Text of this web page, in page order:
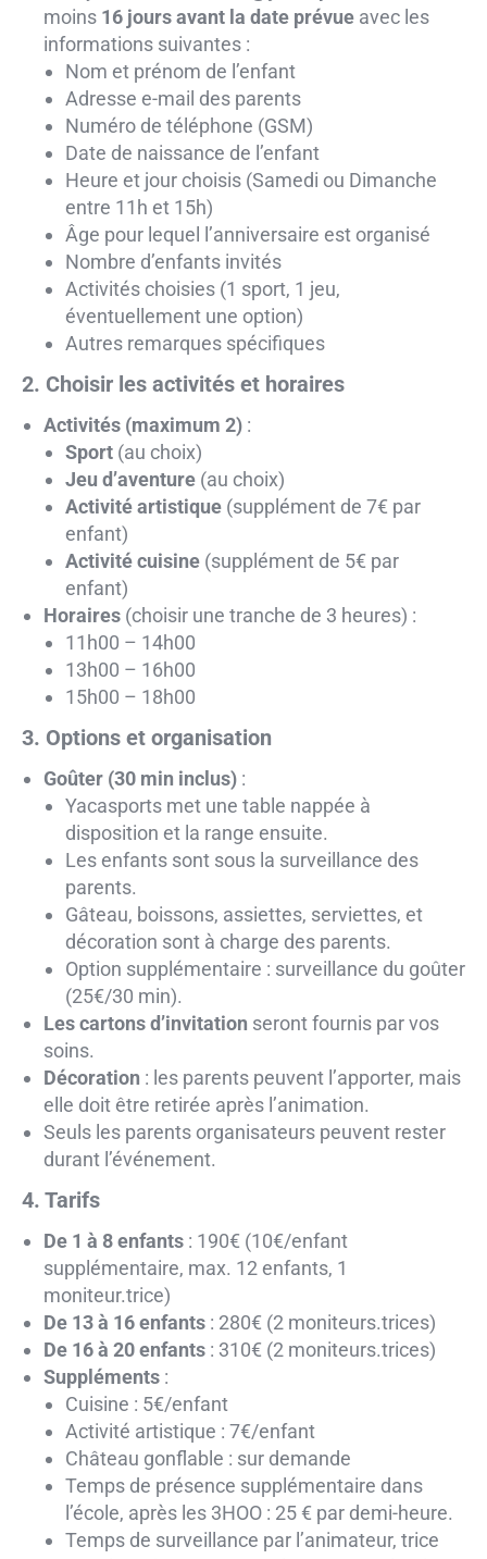
moins 16 jours avant la date prévue avec les
informations suivantes :
Nom et prénom de l’enfant
Adresse e-mail des parents
Numéro de téléphone (GSM)
Date de naissance de l’enfant
Heure et jour choisis (Samedi ou Dimanche
entre 11h et 15h)
Âge pour lequel l’anniversaire est organisé
Nombre d’enfants invités
Activités choisies (1 sport, 1 jeu,
éventuellement une option)
Autres remarques spécifiques
2. Choisir les activités et horaires
Activités (maximum 2) :
Sport (au choix)
Jeu d’aventure (au choix)
Activité artistique (supplément de 7€ par
enfant)
Activité cuisine (supplément de 5€ par
enfant)
Horaires (choisir une tranche de 3 heures) :
11h00 – 14h00
13h00 – 16h00
15h00 – 18h00
3. Options et organisation
Goûter (30 min inclus) :
Yacasports met une table nappée à
disposition et la range ensuite.
Les enfants sont sous la surveillance des
parents.
Gâteau, boissons, assiettes, serviettes, et
décoration sont à charge des parents.
Option supplémentaire : surveillance du goûter
(25€/30 min).
Les cartons d’invitation seront fournis par vos
soins.
Décoration : les parents peuvent l’apporter, mais
elle doit être retirée après l’animation.
Seuls les parents organisateurs peuvent rester
durant l’événement.
4. Tarifs
De 1 à 8 enfants : 190€ (10€/enfant
supplémentaire, max. 12 enfants, 1
moniteur.trice)
De 13 à 16 enfants : 280€ (2 moniteurs.trices)
De 16 à 20 enfants : 310€ (2 moniteurs.trices)
Suppléments :
Cuisine : 5€/enfant
Activité artistique : 7€/enfant
Château gonflable : sur demande
Temps de présence supplémentaire dans
l’école, après les 3HOO : 25 € par demi-heure.
Temps de surveillance par l’animateur, trice